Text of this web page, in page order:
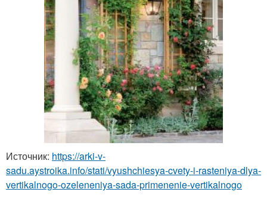
Источник: https://arki-v-
sadu.aystroika.info/stati/vyushchiesya-cvety-i-rasteniya-dlya-
vertikalnogo-ozeleneniya-sada-primenenie-vertikalnogo